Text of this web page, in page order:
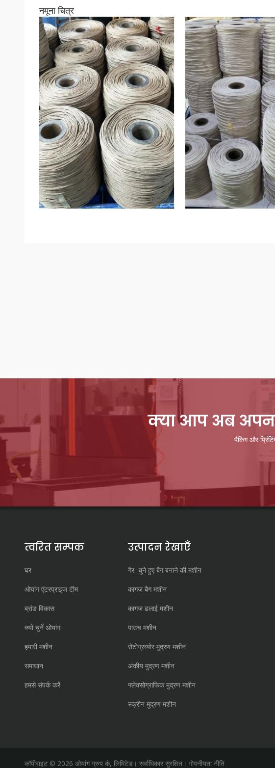
नमूना चित्र
क्या आप अब
पैकिंग और
त्वरित सम्पक
घर
ओयांग एंटरप्राइज टीम
ब्रांड विकास
क्यों चुनें ओयांग
हमारी मशीन
समाधान
हमसे संपर्क करें
उत्पादन रेखाएँ
गैर -बुने हुए बैग बनाने की मशीन
कागज बैग मशीन
कागज ढलाई मशीन
पाउच मशीन
रोटोग्रव्योर मुद्रण मशीन
अंकीय मुद्रण मशीन
फ्लेक्सोग्राफिक मुद्रण मशीन
स्क्रीन मुद्रण मशीन
कॉपीराइट © 2026 ओयांग ग्रुप कं, लिमिटेड। सर्वाधिकार सुरक्षित। गोपनीयता नीति